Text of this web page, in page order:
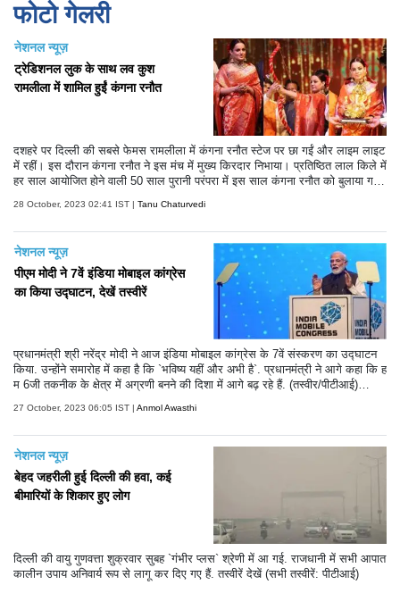
फोटो गेलरी
नेशनल न्यूज़
ट्रेडिशनल लुक के साथ लव कुश
रामलीला में शामिल हुईं कंगना रनौत
दशहरे पर दिल्ली की सबसे फेमस रामलीला में कंगना रनौत स्टेज पर छा गईं और लाइम लाइट
में रहीं। इस दौरान कंगना रनौत ने इस मंच में मुख्य किरदार निभाया। प्रतिष्ठित लाल किले में
हर साल आयोजित होने वाली 50 साल पुरानी परंपरा में इस साल कंगना रनौत को बुलाया ग
किया। हालांकि तमाम कोशिशों के बाद भी वह रावण दहन नहीं कर सकीं।
28 October, 2023 02:41 IST | Tanu Chaturvedi
नेशनल न्यूज़
पीएम मोदी ने 7वें इंडिया मोबाइल कांग्रेस
का किया उद्घाटन, देखें तस्वीरें
प्रधानमंत्री श्री नरेंद्र मोदी ने आज इंडिया मोबाइल कांग्रेस के 7वें संस्करण का उद्घाटन
किया. उन्होंने समारोह में कहा है कि `भविष्य यहीं और अभी है`. प्रधानमंत्री ने आगे कहा कि ह
म 6जी तकनीक के क्षेत्र में अग्रणी बनने की दिशा में आगे बढ़ रहे हैं. (तस्वीर/पीटीआई)
27 October, 2023 06:05 IST | Anmol Awasthi
नेशनल न्यूज़
बेहद जहरीली हुई दिल्ली की हवा, कई
बीमारियों के शिकार हुए लोग
दिल्ली की वायु गुणवत्ता शुक्रवार सुबह `गंभीर प्लस` श्रेणी में आ गई. राजधानी में सभी आपात
कालीन उपाय अनिवार्य रूप से लागू कर दिए गए हैं. तस्वीरें देखें (सभी तस्वीरें: पीटीआई)